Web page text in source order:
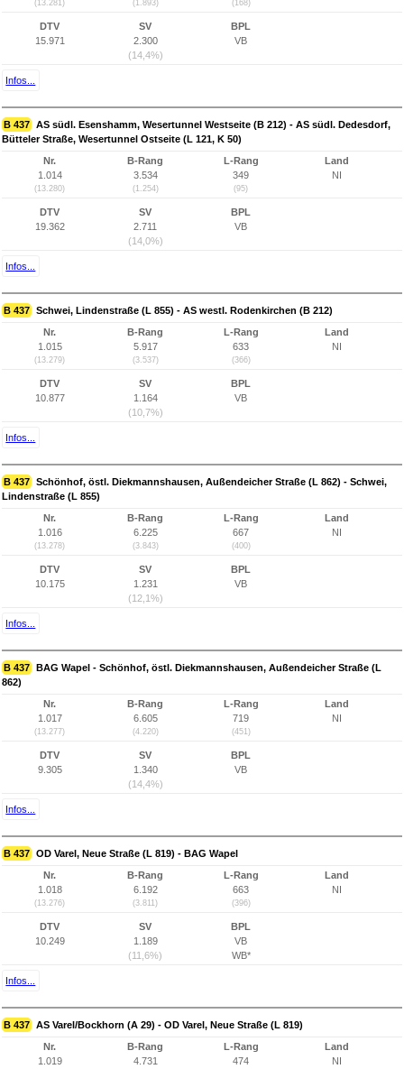
(13.281) (1.893) (168)
DTV
15.971
SV
2.300
(14,4%)
BPL
VB
Infos...
B 437 AS südl. Esenshamm, Wesertunnel Westseite (B 212) - AS südl. Dedesdorf,
Bütteler Straße, Wesertunnel Ostseite (L 121, K 50)
Nr.
1.014
(13.280)
B-Rang
3.534
(1.254)
L-Rang
349
(95)
Land
NI
DTV
19.362
SV
2.711
(14,0%)
BPL
VB
Infos...
B 437 Schwei, Lindenstraße (L 855) - AS westl. Rodenkirchen (B 212)
Nr.
1.015
(13.279)
B-Rang
5.917
(3.537)
L-Rang
633
(366)
Land
NI
DTV
10.877
SV
1.164
(10,7%)
BPL
VB
Infos...
B 437 Schönhof, östl. Diekmannshausen, Außendeicher Straße (L 862) - Schwei,
Lindenstraße (L 855)
Nr.
1.016
(13.278)
B-Rang
6.225
(3.843)
L-Rang
667
(400)
Land
NI
DTV
10.175
SV
1.231
(12,1%)
BPL
VB
Infos...
B 437 BAG Wapel - Schönhof, östl. Diekmannshausen, Außendeicher Straße (L
862)
Nr.
1.017
(13.277)
B-Rang
6.605
(4.220)
L-Rang
719
(451)
Land
NI
DTV
9.305
SV
1.340
(14,4%)
BPL
VB
Infos...
B 437 OD Varel, Neue Straße (L 819) - BAG Wapel
Nr.
1.018
(13.276)
B-Rang
6.192
(3.811)
L-Rang
663
(396)
Land
NI
DTV
10.249
SV
1.189
(11,6%)
BPL
VB
WB*
Infos...
B 437 AS Varel/Bockhorn (A 29) - OD Varel, Neue Straße (L 819)
Nr.
1.019
B-Rang
4.731
L-Rang
474
Land
NI